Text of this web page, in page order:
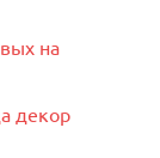
на
декор